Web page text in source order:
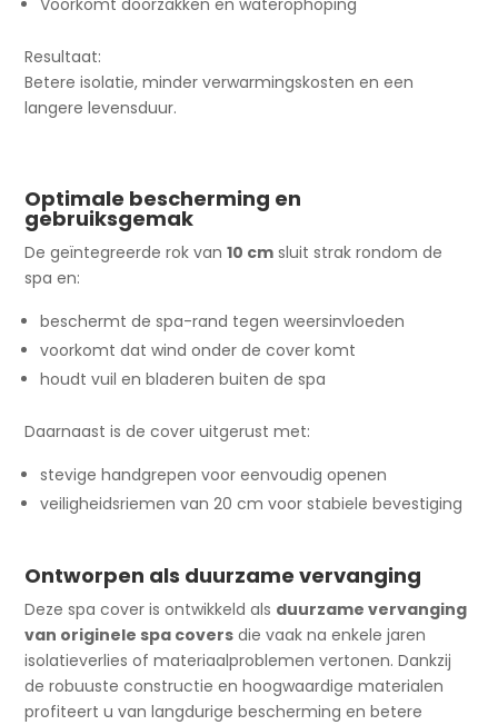
Voorkomt doorzakken en waterophoping
Resultaat:
Betere isolatie, minder verwarmingskosten en een
langere levensduur.
Optimale bescherming en
gebruiksgemak
De geïntegreerde rok van10 cm sluit strak rondom de
spa en:
beschermt de spa-rand tegen weersinvloeden
voorkomt dat wind onder de cover komt
houdt vuil en bladeren buiten de spa
Daarnaast is de cover uitgerust met:
stevige handgrepen voor eenvoudig openen
veiligheidsriemen van 20 cm voor stabiele bevestiging
Ontworpen als duurzame vervanging
Deze spa cover is ontwikkeld als duurzame vervanging
van originele spa covers die vaak na enkele jaren
isolatieverlies of materiaalproblemen vertonen. Dankzij
de robuuste constructie en hoogwaardige materialen
profiteert u van langdurige bescherming en betere